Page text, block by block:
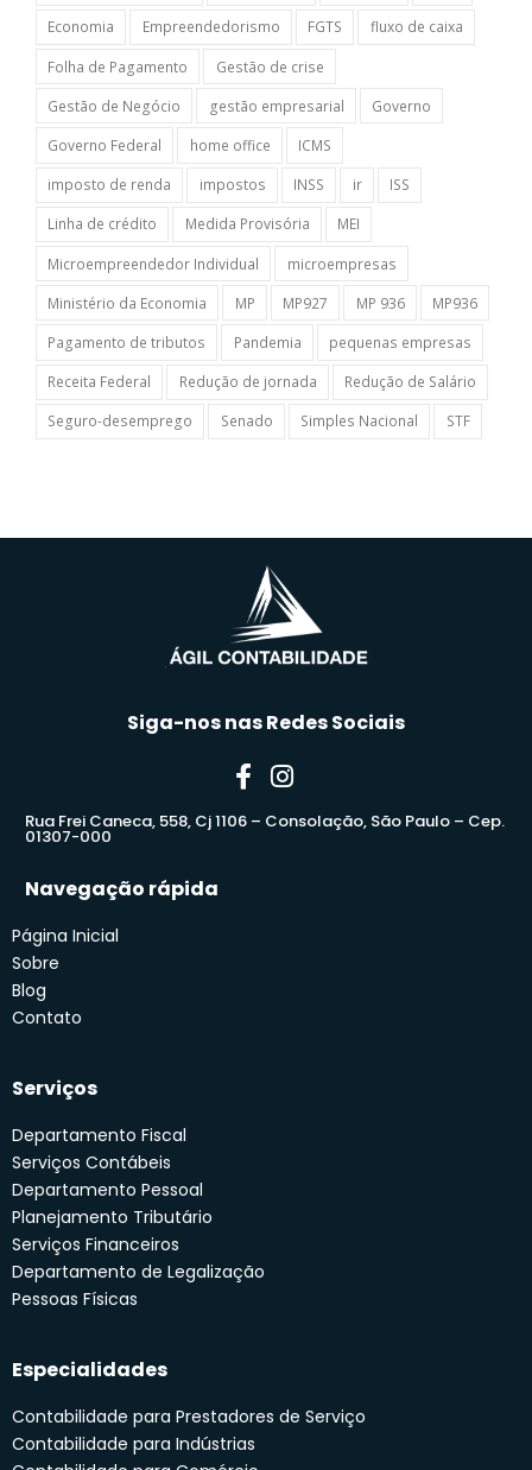
Economia
Empreendedorismo FGTS
fluxo de caixa
Folha de Pagamento
Gestão de crise
Gestão de Negócio
gestão empresarial
Governo
Governo Federal
home office
ICMS
imposto de renda
impostos INSS ir
ISS
Linha de crédito
Medida Provisória
MEI
Microempreendedor Individual
microempresas
Ministério da Economia
MP MP927 MP 936
MP936
Pagamento de tributos
Pandemia
pequenas empresas
Receita Federal
Redução de jornada
Redução de Salário
Seguro-desemprego
Senado Simples Nacional STF
Siga-nos nas Redes Sociais
Rua Frei Caneca, 558, Cj 1106 – Consolação, São Paulo – Cep.
01307-000
Navegação rápida
Página Inicial
Sobre
Blog
Contato
Serviços
Departamento Fiscal
Serviços Contábeis
Departamento Pessoal
Planejamento Tributário
Serviços Financeiros
Departamento de Legalização
Pessoas Físicas
Especialidades
Contabilidade para Prestadores de Serviço
Contabilidade para Indústrias